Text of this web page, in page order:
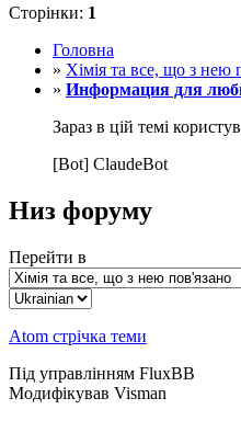
Сторінки: 1
Головна
» Хімія та все, що з нею
» Информация для
Зараз в цій темі
[Bot] ClaudeBot
Низ форуму
Перейти в
Atom стрічка теми
Під управлінням FluxBB
Модифікував Visman